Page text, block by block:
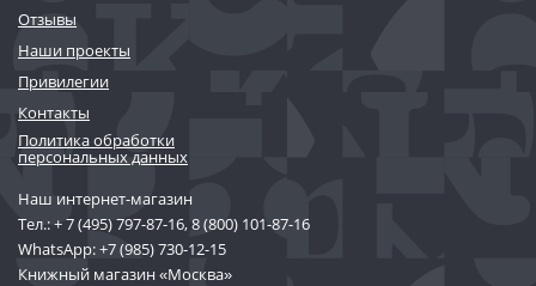
Отзывы
Наши проекты
Привилегии
Контакты
Политика обработки
персональных данных
Наш интернет-магазин
Тел.:+ 7 (495) 797-87-16,8 (800) 101-87-16
WhatsApp:+7 (985) 730-12-15
Книжный магазин «Москва»